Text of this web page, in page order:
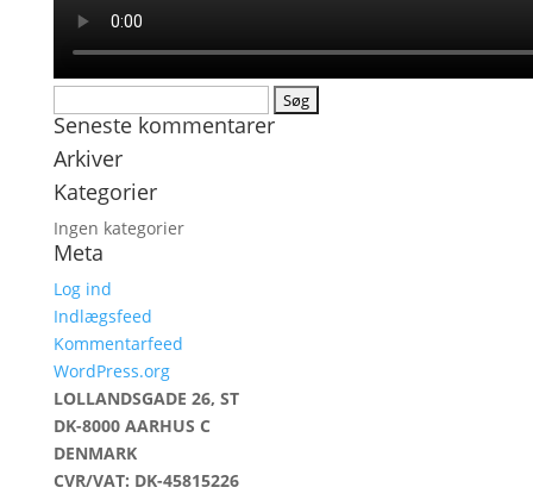
efter:
Seneste kommentarer
Arkiver
Kategorier
Ingen kategorier
Meta
Log ind
Indlægsfeed
Kommentarfeed
WordPress.org
LOLLANDSGADE 26, ST
DK-8000 AARHUS C
DENMARK
CVR/VAT: DK-45815226